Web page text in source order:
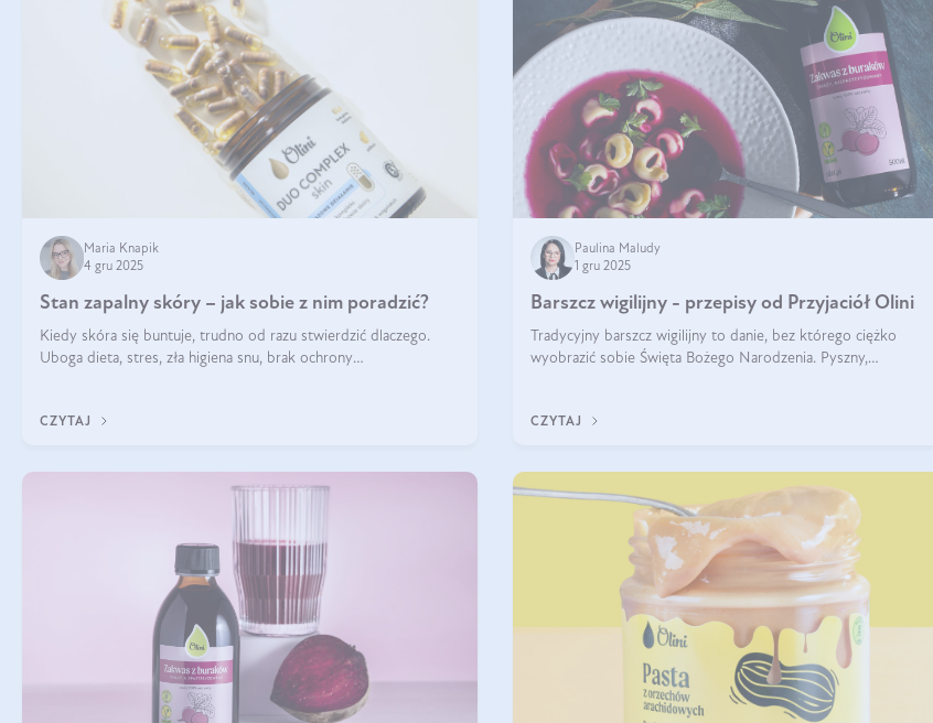
Maria Knapik
4 gru 2025
Stan zapalny skóry – jak sobie z nim poradzić?
Kiedy skóra się buntuje, trudno od razu stwierdzić dlaczego.
Uboga dieta, stres, zła higiena snu, brak ochrony
CZYTAJ
Paulina Maludy
1 gru 2025
Barszcz wigilijny - przepisy od Przyjaciół Olini
Tradycyjny barszcz wigilijny to danie, bez którego ciężko
wyobrazić sobie Święta Bożego Narodzenia. Pyszny,
CZYTAJ